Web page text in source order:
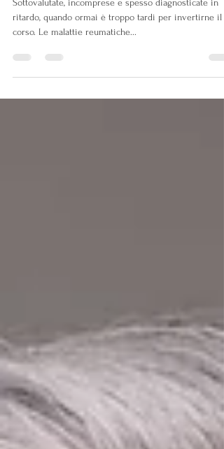
Artrite reumatoide e alimenti
Sottovalutate, incomprese e spesso diagnosticate in